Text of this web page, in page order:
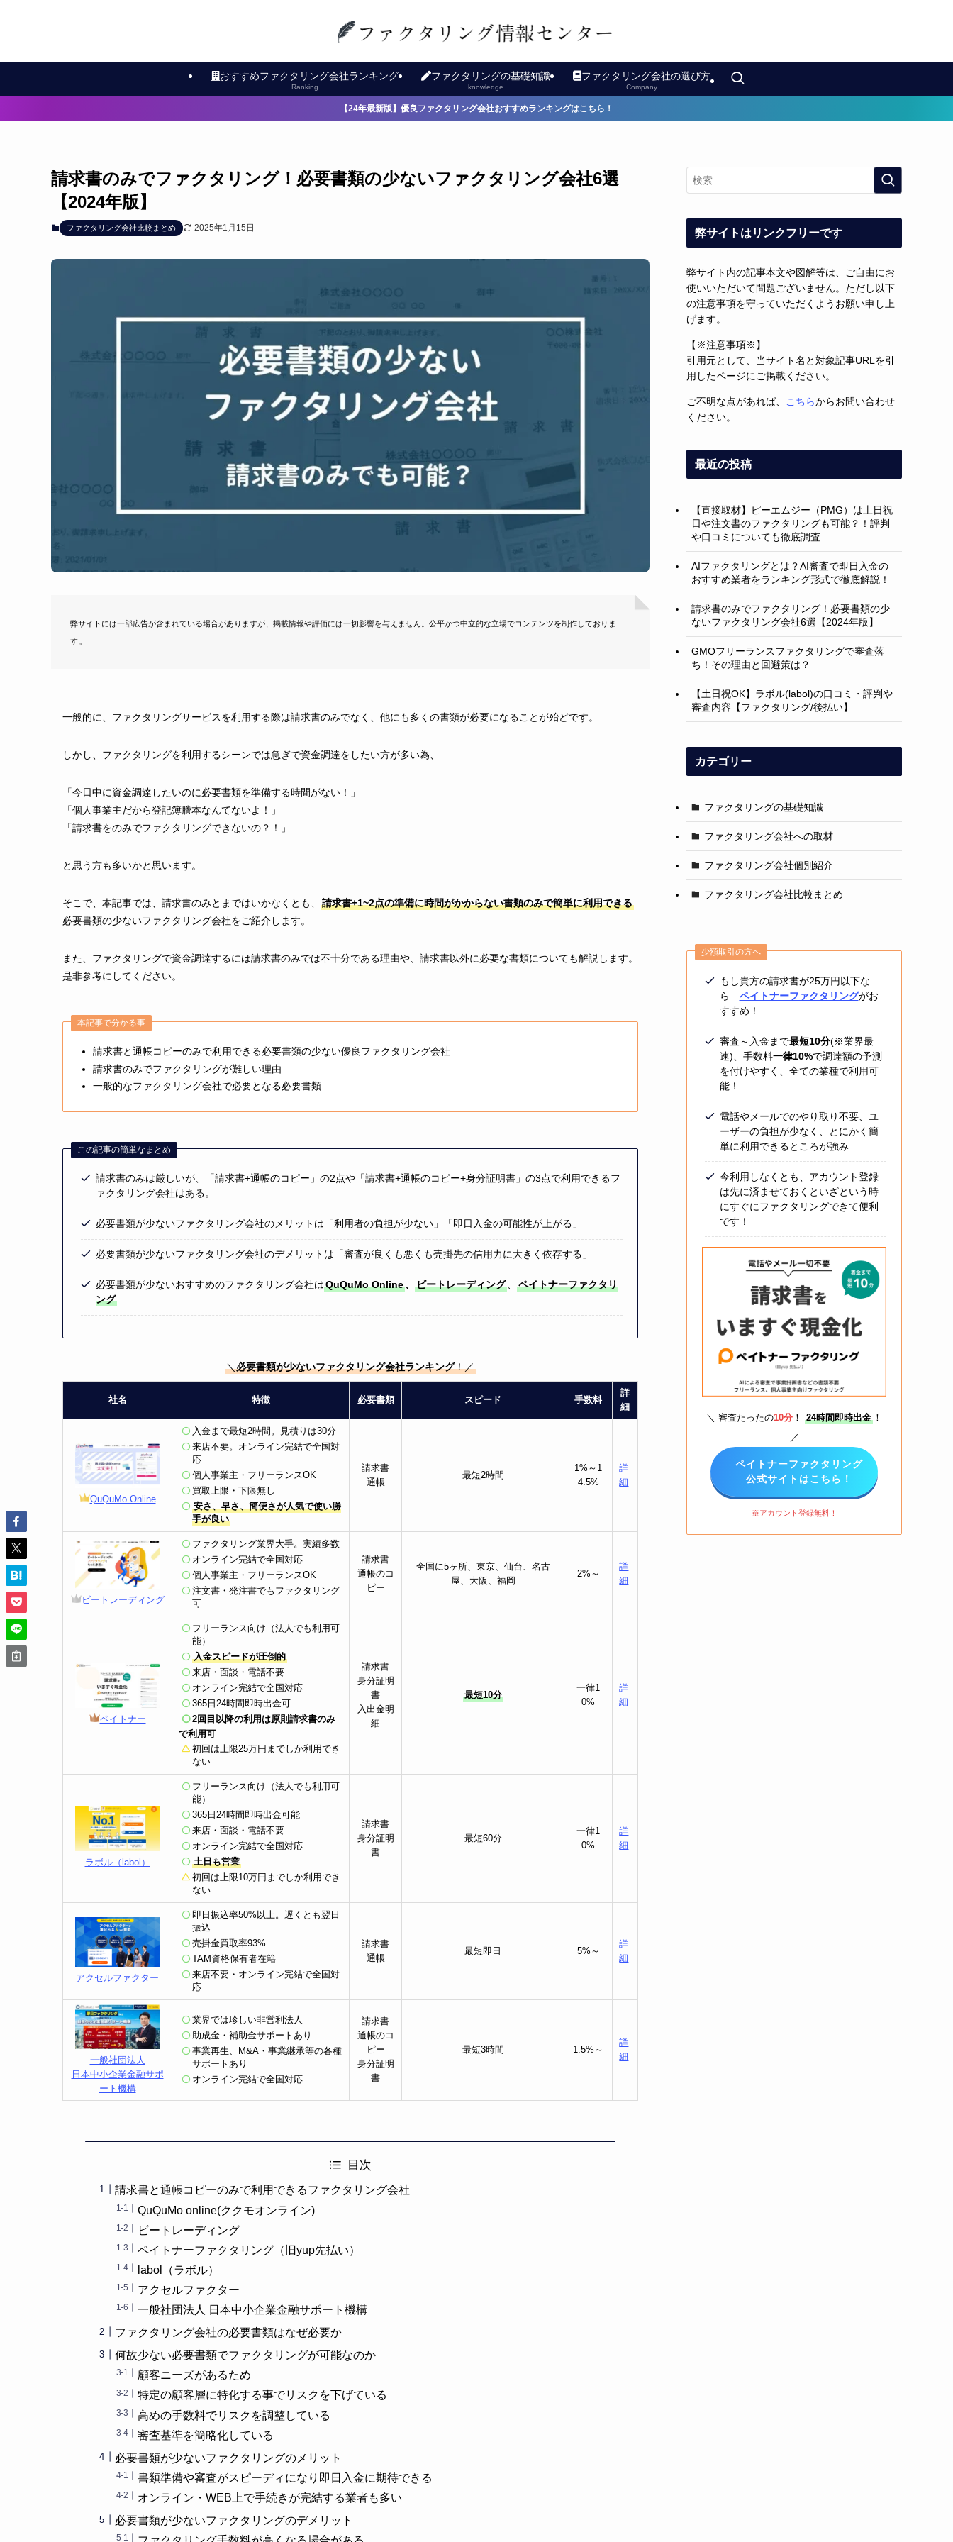
おすすめファクタリング会社ランキング
Ranking
ファクタリングの基礎知識
knowledge
ファクタリング会社の選び方
Company
【24年最新版】優良ファクタリング会社おすすめランキングはこちら！
請求書のみでファクタリング！必要書類の少ないファクタリング会社6選
【2024年版】
ファクタリング会社比較まとめ 2025年1月15日
弊サイトには一部広告が含まれている場合がありますが、掲載情報や評価には一切影響を与えません。公平かつ中立的な立場でコンテンツを制作しておりま
す。
一般的に、ファクタリングサービスを利用する際は請求書のみでなく、他にも多くの書類が必要になることが殆どです。
しかし、ファクタリングを利用するシーンでは急ぎで資金調達をしたい方が多い為、
「今日中に資金調達したいのに必要書類を準備する時間がない！」
「個人事業主だから登記簿謄本なんてないよ！」
「請求書をのみでファクタリングできないの？！」
と思う方も多いかと思います。
そこで、本記事では、請求書のみとまではいかなくとも、
請求書+1~2点の準備に時間がかからない書類のみで簡単に利用できる
必要書類の少ないファクタリング会社をご紹介します。
また、ファクタリングで資金調達するには請求書のみでは不十分である理由や、請求書以外に必要な書類についても解説します。
是非参考にしてください。
本記事で分かる事
請求書と通帳コピーのみで利用できる必要書類の少ない優良ファクタリング会社
請求書のみでファクタリングが難しい理由
一般的なファクタリング会社で必要となる必要書類
この記事の簡単なまとめ
請求書のみは厳しいが、「請求書+通帳のコピー」の2点や「請求書+通帳のコピー+身分証明書」の3点で利用できるフ
ァクタリング会社はある。
必要書類が少ないファクタリング会社のメリットは「利用者の負担が少ない」「即日入金の可能性が上がる」
必要書類が少ないファクタリング会社のデメリットは「審査が良くも悪くも売掛先の信用力に大きく依存する」
必要書類が少ないおすすめのファクタリング会社はQuQuMo Online、 ビートレーディング、
ペイトナーファクタリ
ング
＼必要書類が少ないファクタリング会社ランキング！／
社名 特徴 必要書類 スピード 手数料
詳
細
QuQuMo Online
入金まで最短2時間。見積りは30分
来店不要。オンライン完結で全国対
応
個人事業主・フリーランスOK
買取上限・下限無し
安さ、早さ、簡便さが人気で使い勝
手が良い
請求書
通帳
最短2時間
1%～1
4.5%
詳
細
ビートレーディング
ファクタリング業界大手。実績多数
オンライン完結で全国対応
個人事業主・フリーランスOK
注文書・発注書でもファクタリング
可
請求書
通帳のコ
ピー
全国に5ヶ所、東京、仙台、名古
屋、大阪、福岡
2%～
詳
細
ペイトナー
フリーランス向け（法人でも利用可
能）
入金スピードが圧倒的
来店・面談・電話不要
オンライン完結で全国対応
365日24時間即時出金可
2回目以降の利用 は原則請求書のみ
で利用可
初回は上限25万円までしか利用でき
ない
請求書
身分証明
書
入出金明
細
最短10分
一律1
0%
詳
細
ラボル（labol）
フリーランス向け（法人でも利用可
能）
365日24時間即時出金可能
来店・面談・電話不要
オンライン完結で全国対応
土日も営業
初回は上限10万円までしか利用でき
ない
請求書
身分証明
書
最短60分
一律1
0%
詳
細
アクセルファクター
即日振込率50%以上。遅くとも翌日
振込
売掛金買取率93%
TAM資格保有者在籍
来店不要・オンライン完結で全国対
応
請求書
通帳
最短即日 5%～
詳
細
一般社団法人
日本中小企業金融サポ
ート機構
業界では珍しい非営利法人
助成金・補助金サポートあり
事業再生、M&A・事業継承等の各種
サポートあり
オンライン完結で全国対応
請求書
通帳のコ
ピー
身分証明
書
最短3時間 1.5%～
詳
細
目次
請求書と通帳コピーのみで利用できるファクタリング会社
QuQuMo online(ククモオンライン)
ビートレーディング
ペイトナーファクタリング（旧yup先払い）
labol（ラボル）
アクセルファクター
一般社団法人 日本中小企業金融サポート機構
ファクタリング会社の必要書類はなぜ必要か
何故少ない必要書類でファクタリングが可能なのか
顧客ニーズがあるため
特定の顧客層に特化する事でリスクを下げている
高めの手数料でリスクを調整している
審査基準を簡略化している
必要書類が少ないファクタリングのメリット
書類準備や審査がスピーディになり即日入金に期待できる
オンライン・WEB上で手続きが完結する業者も多い
必要書類が少ないファクタリングのデメリット
弊サイトはリンクフリーです
弊サイト内の記事本文や図解等は、ご自由にお
使いいただいて問題ございません。ただし以下
の注意事項を守っていただくようお願い申し上
げます。
【※注意事項※】
引用元として、当サイト名と対象記事URLを引
用したページにご掲載ください。
ご不明な点があれば、 こちらからお問い合わせ
ください。
最近の投稿
【直接取材】ピーエムジー（PMG）は土日祝
日や注文書のファクタリングも可能？！評判
や口コミについても徹底調査
AIファクタリングとは？AI審査で即日入金の
おすすめ業者をランキング形式で徹底解説！
請求書のみでファクタリング！必要書類の少
ないファクタリング会社6選【2024年版】
GMOフリーランスファクタリングで審査落
ち！その理由と回避策は？
【土日祝OK】ラボル(labol)の口コミ・評判や
審査内容【ファクタリング/後払い】
カテゴリー
ファクタリングの基礎知識
ファクタリング会社への取材
ファクタリング会社個別紹介
ファクタリング会社比較まとめ
少額取引の方へ
もし貴方の請求書が25万円以下な
ら… ペイトナーファクタリングがお
すすめ！
審査～入金まで最短10分(※業界最
速)、手数料一律10%で調達額の予測
を付けやすく、全ての業種で利用可
能！
電話やメールでのやり取り不要、ユ
ーザーの負担が少なく、とにかく簡
単に利用できるところが強み
今利用しなくとも、アカウント登録
は先に済ませておくといざという時
にすぐにファクタリングできて便利
です！
＼ 審査たったの10分 ！ 24時間即時出金 ！
／
ペイトナーファクタリング
公式サイトはこちら！
※アカウント登録無料！